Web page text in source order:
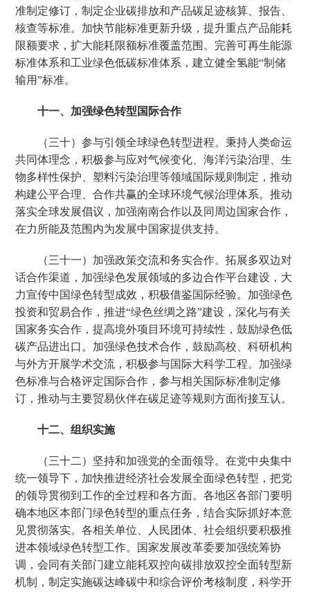
准制定修订，制定企业碳排放和产品碳足迹核算、报告、
核查等标准。加快节能标准更新升级，提升重点产品能耗
限额要求，扩大能耗限额标准覆盖范围。完善可再生能源
标准体系和工业绿色低碳标准体系，建立健全氢能“制储
输用”标准。
十一、加强绿色转型国际合作
（三十）参与引领全球绿色转型进程。秉持人类命运
共同体理念，积极参与应对气候变化、海洋污染治理、生
物多样性保护、塑料污染治理等领域国际规则制定，推动
构建公平合理、合作共赢的全球环境气候治理体系。推动
落实全球发展倡议，加强南南合作以及同周边国家合作，
在力所能及范围内为发展中国家提供支持。
（三十一）加强政策交流和务实合作。拓展多双边对
话合作渠道，加强绿色发展领域的多边合作平台建设，大
力宣传中国绿色转型成效，积极借鉴国际经验。加强绿色
投资和贸易合作，推进“绿色丝绸之路”建设，深化与有关
国家务实合作，提高境外项目环境可持续性，鼓励绿色低
碳产品进出口。加强绿色技术合作，鼓励高校、科研机构
与外方开展学术交流，积极参与国际大科学工程。加强绿
色标准与合格评定国际合作，参与相关国际标准制定修
订，推动与主要贸易伙伴在碳足迹等规则方面衔接互认。
十二、组织实施
（三十二）坚持和加强党的全面领导。在党中央集中
统一领导下，加快推进经济社会发展全面绿色转型，把党
的领导贯彻到工作的全过程和各方面。各地区各部门要明
确本地区本部门绿色转型的重点任务，结合实际抓好本意
见贯彻落实。各相关单位、人民团体、社会组织要积极推
进本领域绿色转型工作。国家发展改革委要加强统筹协
调，会同有关部门建立能耗双控向碳排放双控全面转型新
机制，制定实施碳达峰碳中和综合评价考核制度，科学开